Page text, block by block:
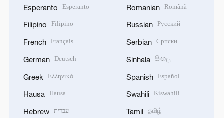
Esperanto Esperanto
Filipino Filipino
French Français
German Deutsch
Greek Ελληνικά
Hausa Hausa
Hebrew עברית
Romanian Română
Russian Русский
Serbian Српски
Sinhala සිංහල
Spanish Español
Swahili Kiswahili
Tamil தமிழ்